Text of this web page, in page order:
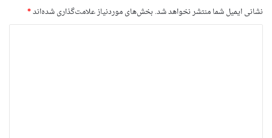
نشانی ایمیل شما منتشر نخواهد شد.بخش‌های موردنیاز علامت‌گذاری شده‌اند*